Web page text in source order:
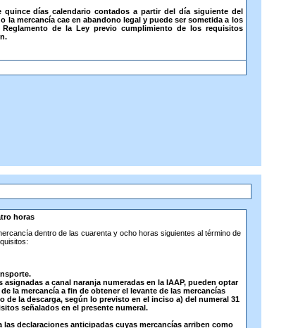
días calendario contados a partir del día siguiente del
la mercancía cae en abandono legal y puede ser sometida a los
Reglamento de la Ley previo cumplimiento de los requisitos
horas
dentro de las cuarenta y ocho horas siguientes al término de
a canal naranja numeradas en la IAAP, pueden optar
la mercancía a fin de obtener el levante de las mercancías
la descarga, según lo previsto en el inciso a) del numeral 31
señalados en el presente numeral.
declaraciones anticipadas cuyas mercancías arriben como